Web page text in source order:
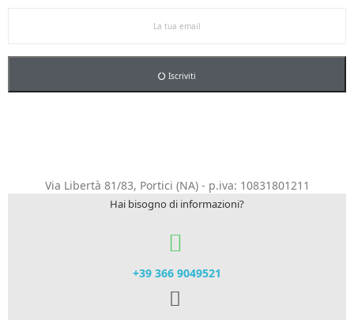
Iscriviti
Via Libertà 81/83, Portici (NA) - p.iva: 10831801211
Hai bisogno di informazioni?
+39 366 9049521​